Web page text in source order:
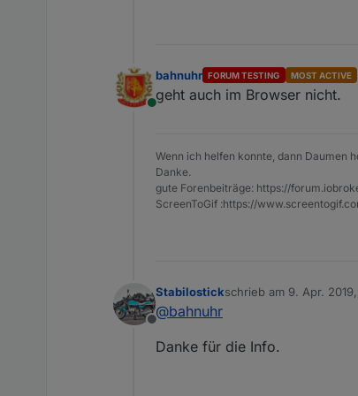
Online
bahnuhr FORUM TESTING MOST ACTIVE
geht auch im Browser nicht.
Wenn ich helfen konnte, dann Daumen
Danke.
gute Forenbeiträge: https://
ScreenToGif :https://
Offline
Stabilostickschrieb am 9. Apr.
zuletzt editiert von
@bahnuhr
Danke für die Info.